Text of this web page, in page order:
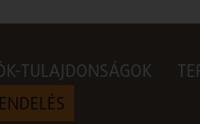
TULAJDONSÁGOK